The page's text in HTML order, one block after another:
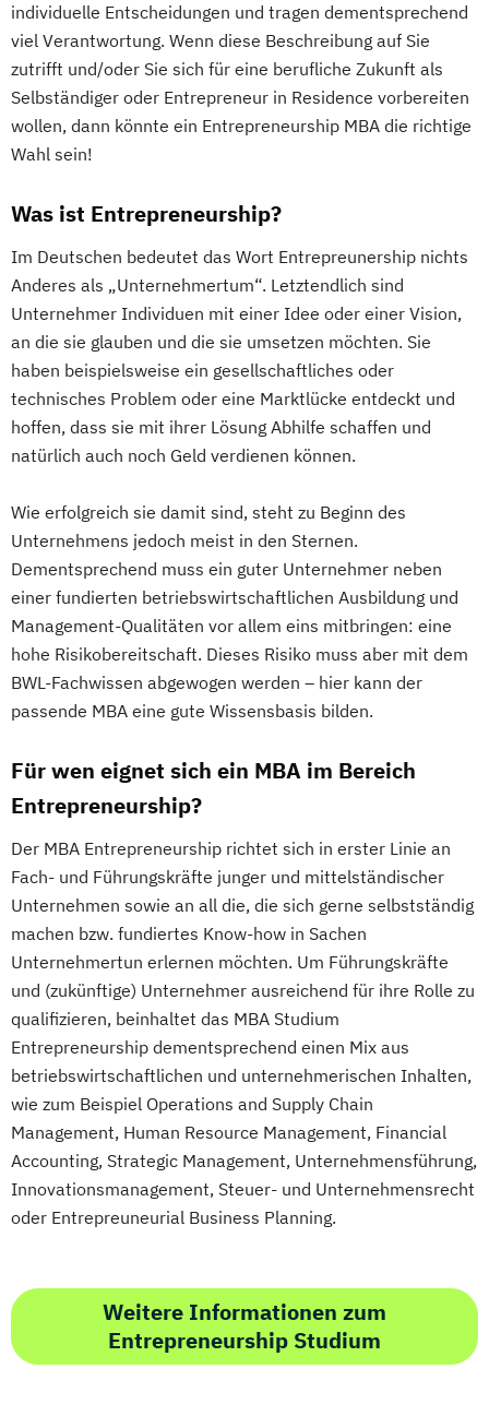
individuelle Entscheidungen und tragen dementsprechend
viel Verantwortung. Wenn diese Beschreibung auf Sie
zutrifft und/oder Sie sich für eine berufliche Zukunft als
Selbständiger oder Entrepreneur in Residence vorbereiten
wollen, dann könnte ein Entrepreneurship MBA die richtige
Wahl sein!
Was ist Entrepreneurship?
Im Deutschen bedeutet das Wort Entrepreunership nichts
Anderes als „Unternehmertum“. Letztendlich sind
Unternehmer Individuen mit einer Idee oder einer Vision,
an die sie glauben und die sie umsetzen möchten. Sie
haben beispielsweise ein gesellschaftliches oder
technisches Problem oder eine Marktlücke entdeckt und
hoffen, dass sie mit ihrer Lösung Abhilfe schaffen und
natürlich auch noch Geld verdienen können.
Wie erfolgreich sie damit sind, steht zu Beginn des
Unternehmens jedoch meist in den Sternen.
Dementsprechend muss ein guter Unternehmer neben
einer fundierten betriebswirtschaftlichen Ausbildung und
Management-Qualitäten vor allem eins mitbringen: eine
hohe Risikobereitschaft. Dieses Risiko muss aber mit dem
BWL-Fachwissen abgewogen werden – hier kann der
passende MBA eine gute Wissensbasis bilden.
Für wen eignet sich ein MBA im Bereich
Entrepreneurship?
Der MBA Entrepreneurship richtet sich in erster Linie an
Fach- und Führungskräfte junger und mittelständischer
Unternehmen sowie an all die, die sich gerne selbstständig
machen bzw. fundiertes Know-how in Sachen
Unternehmertun erlernen möchten. Um Führungskräfte
und (zukünftige) Unternehmer ausreichend für ihre Rolle zu
qualifizieren, beinhaltet das MBA Studium
Entrepreneurship dementsprechend einen Mix aus
betriebswirtschaftlichen und unternehmerischen Inhalten,
wie zum Beispiel Operations and Supply Chain
Management, Human Resource Management, Financial
Accounting, Strategic Management, Unternehmensführung,
Innovationsmanagement, Steuer- und Unternehmensrecht
oder Entrepreuneurial Business Planning.
Weitere Informationen zum
Entrepreneurship Studium